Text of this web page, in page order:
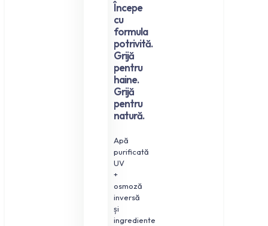
Începe
cu
formula
potrivită.
Grijă
pentru
haine.
Grijă
pentru
natură.
Apă
purificată
UV
+
osmoză
inversă
și
ingrediente